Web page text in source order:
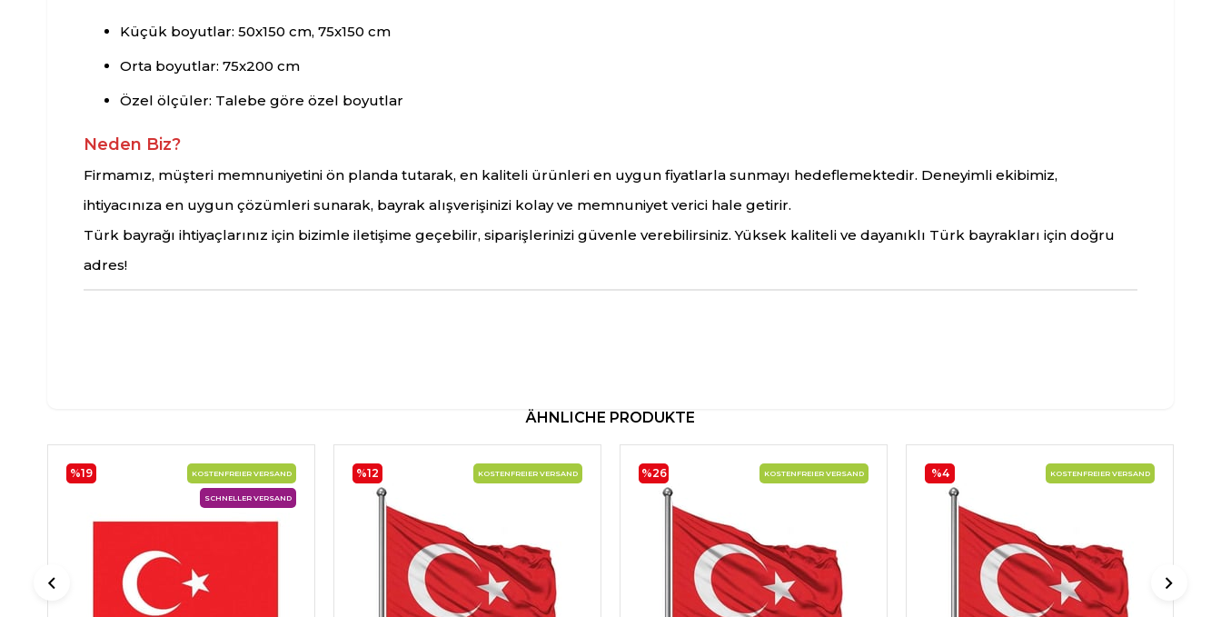
Küçük boyutlar: 50x150 cm, 75x150 cm
Orta boyutlar: 75x200 cm
Özel ölçüler: Talebe göre özel boyutlar
Neden Biz?
Firmamız, müşteri memnuniyetini ön planda tutarak, en kaliteli ürünleri en uygun fiyatlarla sunmayı hedeflemektedir. Deneyimli ekibimiz,
ihtiyacınıza en uygun çözümleri sunarak, bayrak alışverişinizi kolay ve memnuniyet verici hale getirir.
Türk bayrağı ihtiyaçlarınız için bizimle iletişime geçebilir, siparişlerinizi güvenle verebilirsiniz. Yüksek kaliteli ve dayanıklı Türk bayrakları için doğru
adres!
ÄHNLICHE PRODUKTE
%19 KOSTENFREIER VERSAND
SCHNELLER VERSAND
%12 KOSTENFREIER VERSAND %26 KOSTENFREIER VERSAND %4 KOSTENFREIER VERSAND